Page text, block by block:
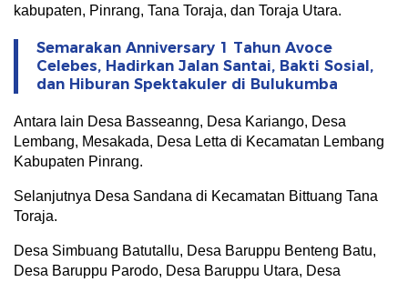
kabupaten, Pinrang, Tana Toraja, dan Toraja Utara.
Semarakan Anniversary 1 Tahun Avoce
Celebes, Hadirkan Jalan Santai, Bakti Sosial,
dan Hiburan Spektakuler di Bulukumba
Antara lain Desa Basseanng, Desa Kariango, Desa
Lembang, Mesakada, Desa Letta di Kecamatan Lembang
Kabupaten Pinrang.
Selanjutnya Desa Sandana di Kecamatan Bittuang Tana
Toraja.
Desa Simbuang Batutallu, Desa Baruppu Benteng Batu,
Desa Baruppu Parodo, Desa Baruppu Utara, Desa